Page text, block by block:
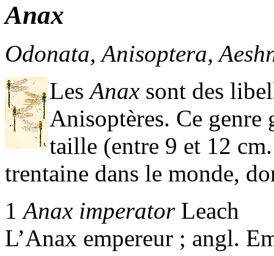
Anax
Odonata, Anisoptera,
LesAnax sont des
Anisoptères. Ce genre
taille (entre 9 et 12
trentaine dans le monde,
1Anax imperator Leach
L’Anax empereur ; angl.